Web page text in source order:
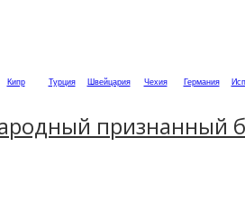
Кипр Турция Швейцария Чехия Германия
признанный